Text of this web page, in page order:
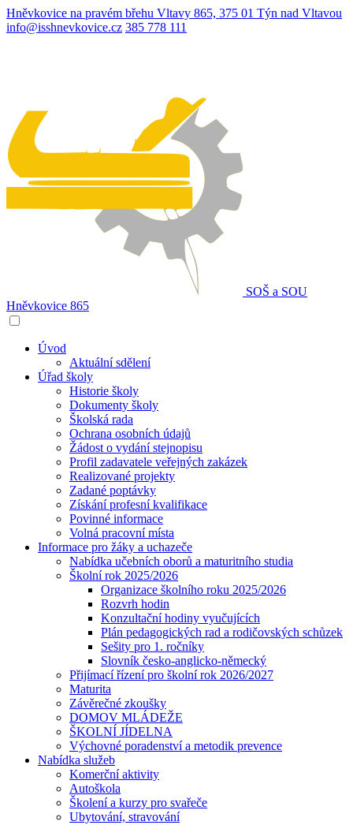
Hněvkovice na pravém břehu Vltavy 865, 375 01 Týn nad Vltavou
info@isshnevkovice.cz 385 778 111
SOŠ a SOU
Hněvkovice 865
Úvod
Aktuální sdělení
Úřad školy
Historie školy
Dokumenty školy
Školská rada
Ochrana osobních údajů
Žádost o vydání stejnopisu
Profil zadavatele veřejných zakázek
Realizované projekty
Zadané poptávky
Získání profesní kvalifikace
Povinné informace
Volná pracovní místa
Informace pro žáky a uchazeče
Nabídka učebních oborů a maturitního studia
Školní rok 2025/2026
Organizace školního roku 2025/2026
Rozvrh hodin
Konzultační hodiny vyučujících
Plán pedagogických rad a rodičovských schůzek
Sešity pro 1. ročníky
Slovník česko-anglicko-německý
Přijímací řízení pro školní rok 2026/2027
Maturita
Závěrečné zkoušky
DOMOV MLÁDEŽE
ŠKOLNÍ JÍDELNA
Výchovné poradenství a metodik prevence
Nabídka služeb
Komerční aktivity
Autoškola
Školení a kurzy pro svařeče
Ubytování, stravování